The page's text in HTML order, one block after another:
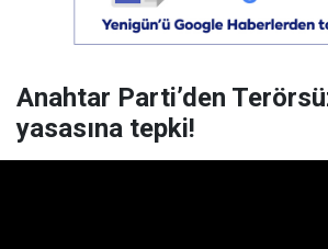
Anahtar Parti’den
yasasına tepki!